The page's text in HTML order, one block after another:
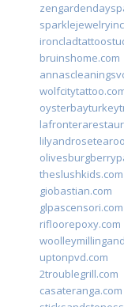
bruinshome.com
theslushkids.com
giobastian.com
glpascensori.com
rifloorepoxy.com
uptonpvd.com
2troublegrill.com
casateranga.com